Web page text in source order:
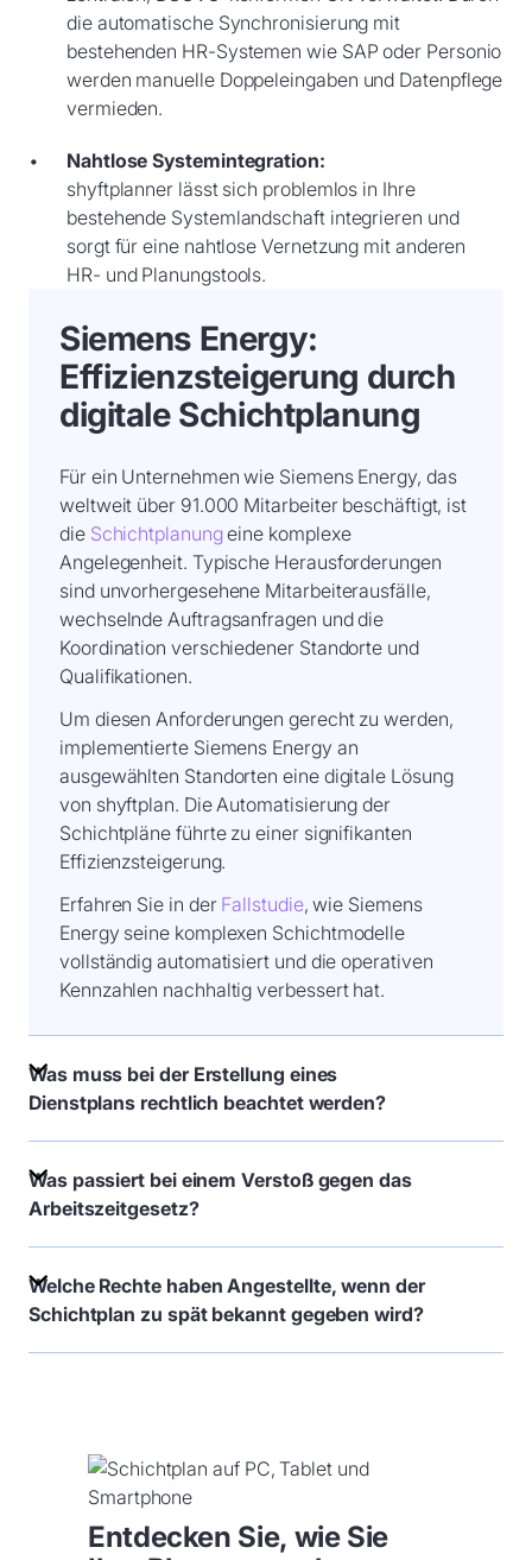
Entdecken Sie, wie Sie
die automatische Synchronisierung mit
bestehenden HR-Systemen wie SAP oder Personio
werden manuelle Doppeleingaben und Datenpflege
vermieden.
Nahtlose Systemintegration:
shyftplanner lässt sich problemlos in Ihre
bestehende Systemlandschaft integrieren und
sorgt für eine nahtlose Vernetzung mit anderen
HR- und Planungstools.
Siemens Energy:
Effizienzsteigerung durch
digitale Schichtplanung
Für ein Unternehmen wie Siemens Energy, das
weltweit über 91.000 Mitarbeiter beschäftigt, ist
die Schichtplanungeine komplexe
Angelegenheit. Typische Herausforderungen
sind unvorhergesehene Mitarbeiterausfälle,
wechselnde Auftragsanfragen und die
Koordination verschiedener Standorte und
Qualifikationen.
Um diesen Anforderungen gerecht zu werden,
implementierte Siemens Energy an
ausgewählten Standorten eine digitale Lösung
von shyftplan. Die Automatisierung der
Schichtpläne führte zu einer signifikanten
Effizienzsteigerung.
Erfahren Sie in der Fallstudie, wie Siemens
Energy seine komplexen Schichtmodelle
vollständig automatisiert und die operativen
Kennzahlen nachhaltig verbessert hat.
Was muss bei der Erstellung eines
Dienstplans rechtlich beachtet werden?
Was passiert bei einem Verstoß gegen das
Arbeitszeitgesetz?
Welche Rechte haben Angestellte, wenn der
Schichtplan zu spät bekannt gegeben wird?